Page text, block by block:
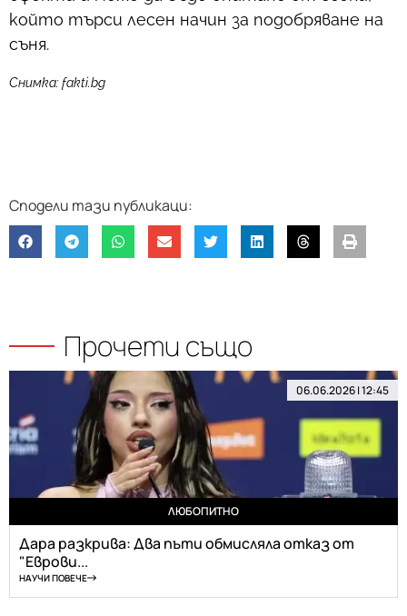
който търси лесен начин за подобряване на
съня.
Снимка: fakti.bg
Прочети също
06.06.2026 | 12:45
ЛЮБОПИТНО
Дара разкрива: Два пъти обмисляла отказ от
"Еврови...
НАУЧИ ПОВЕЧЕ